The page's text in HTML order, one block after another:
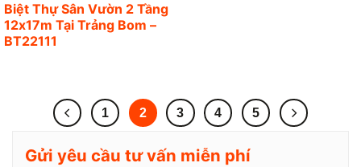
Biệt Thự Sân Vườn 2 Tầng
12x17m Tại Trảng Bom –
BT22111
1 2 3 4 5
Gửi yêu cầu tư vấn miễn phí